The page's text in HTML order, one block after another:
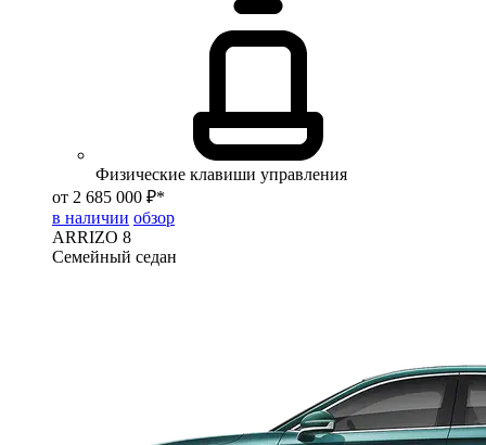
Физические клавиши управления
от 2 685 000 ₽*
в наличии обзор
ARRIZO 8
Семейный седан